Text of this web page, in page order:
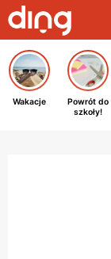
Wakacje
Powrót do
szkoły!